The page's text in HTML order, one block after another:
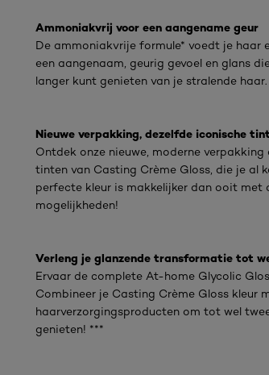
Ammoniakvrij voor een aangename geur
De ammoniakvrije formule* voedt je haar
een aangenaam, geurig gevoel en glans
langer kunt genieten van je stralende haar.
Nieuwe verpakking, dezelfde iconische
Ontdek onze nieuwe, moderne
tinten van Casting Crème Gloss, die je al
perfecte kleur is makkelijker dan ooit met
mogelijkheden!
Verleng je glanzende transformatie tot
Ervaar de complete At-home Glycolic
Combineer je Casting Crème Gloss kleur
haarverzorgingsproducten om tot wel
genieten! ***